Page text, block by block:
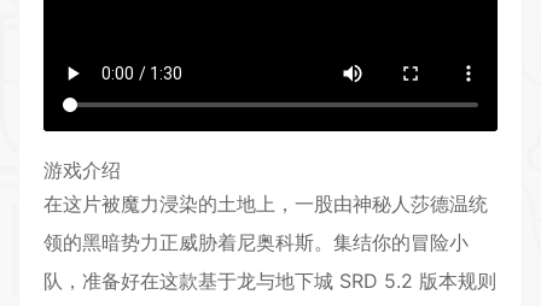
游戏介绍
在这片被魔力浸染的土地上，一股由神秘人莎德温统
领的黑暗势力正威胁着尼奥科斯。集结你的冒险小
队，准备好在这款基于龙与地下城 SRD 5.2 版本规则